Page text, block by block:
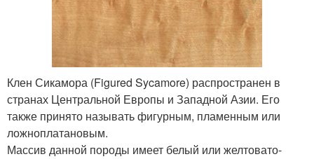
Клен Сикамора (Figured Sycamore) распространен в
странах Центральной Европы и Западной Азии. Его
также принято называть фигурным, пламенным или
ложноплатановым.
Массив данной породы имеет белый или желтовато-